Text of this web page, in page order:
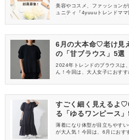
員募集中
美容やコスメ、ファッション
ュニティ『4yuuuトレンドマ
信してくれる方を募集していま
6月の大本命♡老け見
の「甘ブラウス」5選
2024年トレンドのブラウスは
ん！今回は、大人女子におす
ルが楽しめますよ♡
すごく細く見えるよ
る「ゆるワンピース
薄着になり体型が目立ちやす
が大人気！今回は、6月におす